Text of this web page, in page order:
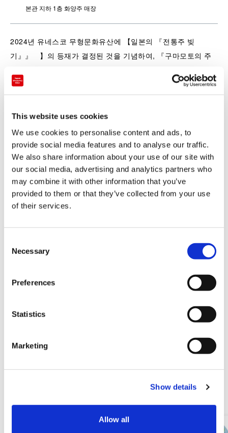
This website uses cookies
We use cookies to personalise content and ads, to
provide social media features and to analyse our traffic.
We also share information about your use of our site with
our social media, advertising and analytics partners who
may combine it with other information that you’ve
provided to them or that they’ve collected from your use
of their services.
Necessary
Preferences
Statistics
Marketing
Show details
Allow all
본관 지하 1층 화양주 매장
2024년 유네스코 무형문화유산에 【일본의 『전통주 빚
기』』 】의 등재가 결정된 것을 기념하여, 『구마모토의 주
다른 사람과는 다른 일본의 기념품으로 매우 추천하는 것이, 구
마모토의 『술』.
맛있는 술의 기본인 「맛있는 물」과 「맛있는 쌀」이라고 하
는 두가지 조건을 만족시키는 구마모토는, 맛있는 술이 많습니
다.
이틀 한정으로 개최하는 이번 행사에서는, 희귀한 구마모토의
사케와 소주를 한정 수량으로 판매합니다. 당일에는, 회장에 생
산자도 방문할 예정입니다. 이번 기회에 구마모토의 사케와 소
・ 【즈이요】쥰마이주 나나나마
NANANAMA（720ml）・・・1,738엔 (세금 포함) ※30병 한
・ 【카메만 주조】 쥰마이 아라바시리 원주 신주
・ 【다카다 주조장】 야마호타루（720ml, 쌀소주, 25